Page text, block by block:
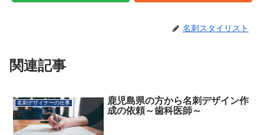
名刺スタイリスト
関連記事
名刺デザイナーの仕事
鹿児島県の方から名刺デザイン作
成の依頼～歯科医師～